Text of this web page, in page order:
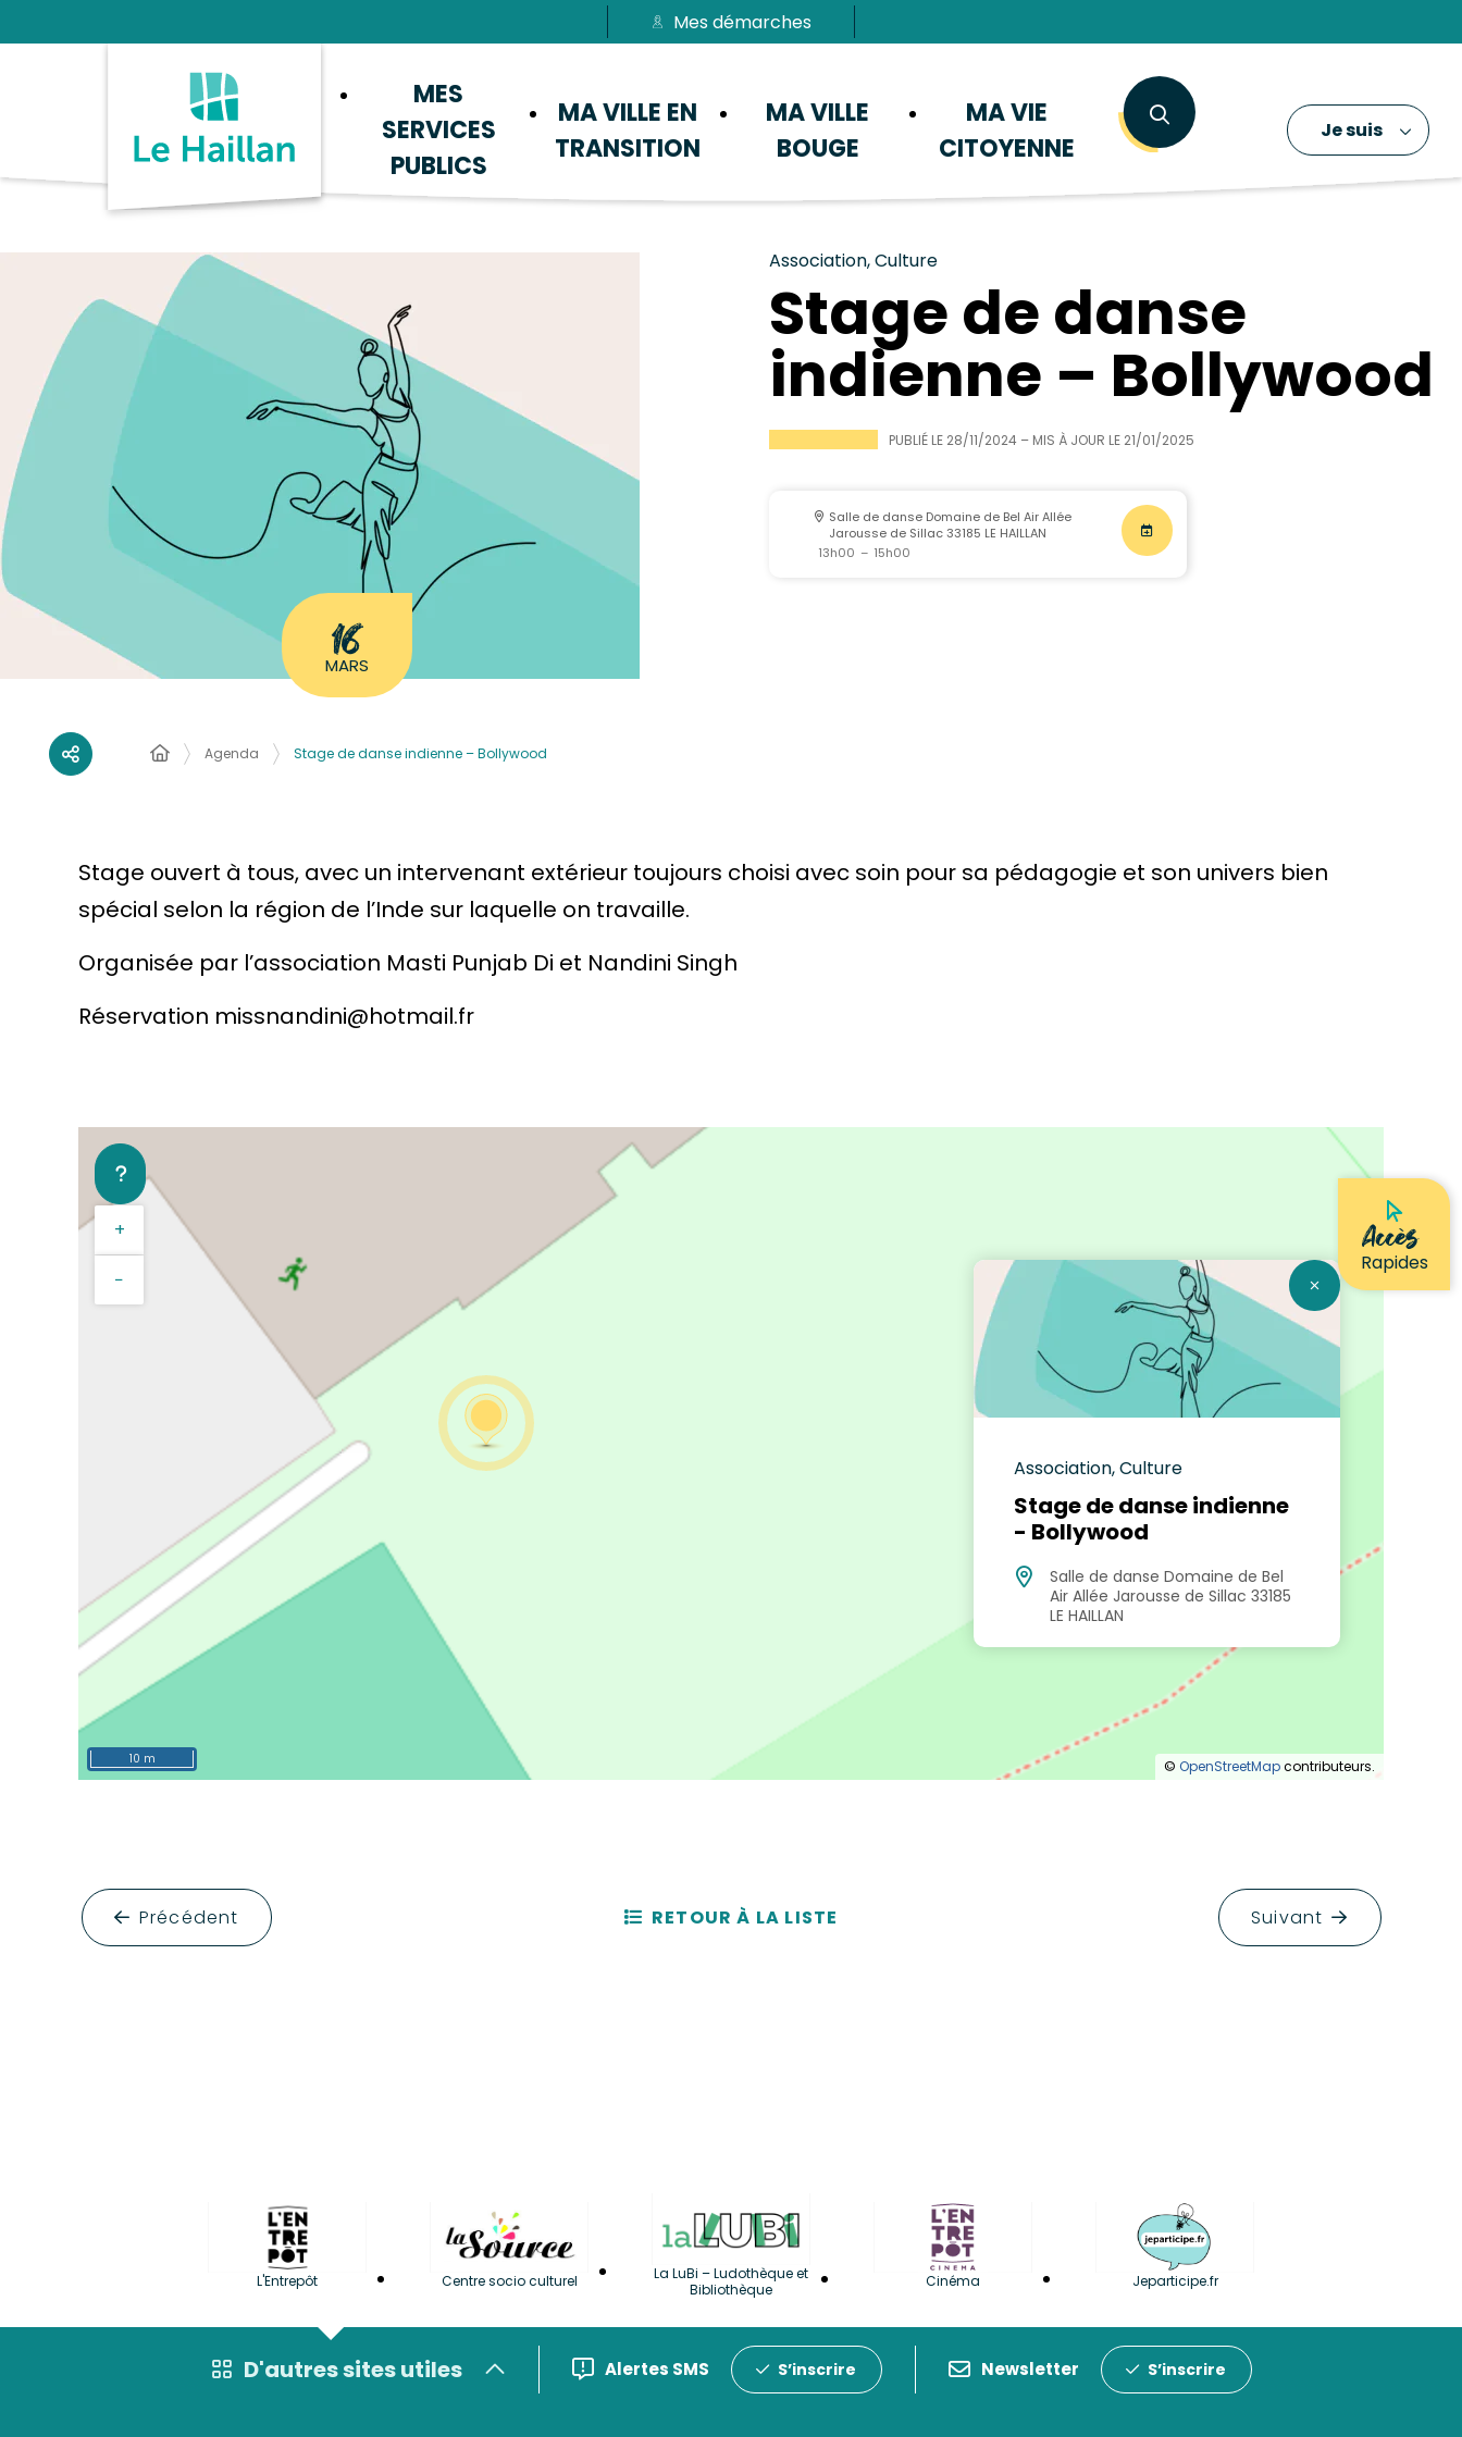
Passer au contenu
Mes démarches
MES
SERVICES
PUBLICS
MA VILLE EN
TRANSITION
MA VILLE
BOUGE
MA VIE
CITOYENNE
Accès
Rapides
Je suis
16
MARS
Association, Culture
Stage de danse
indienne – Bollywood
PUBLIÉ LE 28/11/2024 – MIS À JOUR LE 21/01/2025
Salle de danse Domaine de Bel Air Allée
Jarousse de Sillac 33185 LE HAILLAN
13h00 – 15h00
Agenda Stage de danse indienne – Bollywood
Stage ouvert à tous, avec un intervenant extérieur toujours choisi avec soin pour sa pédagogie et son univers bien
spécial selon la région de l’Inde sur laquelle on travaille.
Organisée par l’association Masti Punjab Di et Nandini Singh
Réservation missnandini@hotmail.fr
+
−
© OpenStreetMapcontributeurs.
10 m
Association, Culture
Stage de danse indienne
- Bollywood
Salle de danse Domaine de Bel
Air Allée Jarousse de Sillac 33185
LE HAILLAN
Précédent RETOUR À LA LISTE Suivant
L'Entrepôt Centre socio culturel
La LuBi – Ludothèque et
Bibliothèque
Cinéma Jeparticipe.fr
D'autres sites utiles Alertes SMS S’inscrire Newsletter S’inscrire